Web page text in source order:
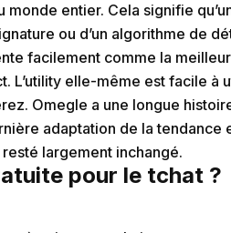
entier. Cela signifie
ou d’un algorithme de
facilement comme la
L’utility elle-même est facile à
Omegle a une longue
adaptation de la tendance
largement inchangé.
pour le tchat ?